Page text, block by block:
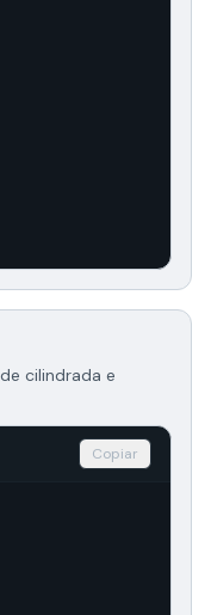
cilindrada e
Copiar